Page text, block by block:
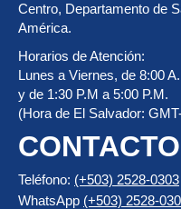
Centro, Departamento de
América.
Horarios de Atención:
Lunes a Viernes, de 8:00
y de 1:30 P.M a 5:00 P.M.
(Hora de El Salvador:
CONTACTO
Teléfono: (+503) 2528-0303
WhatsApp (+503) 2528-